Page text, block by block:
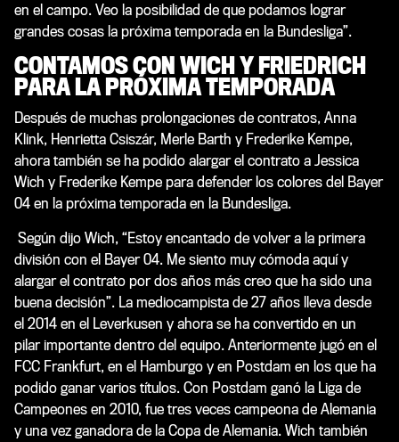
en el campo. Veo la posibilidad de que podamos lograr
grandes cosas la próxima temporada en la Bundesliga”.
CONTAMOS CON WICH Y FRIEDRICH
PARA LA PRÓXIMA TEMPORADA
Después de muchas prolongaciones de contratos, Anna
Klink, Henrietta Csiszár, Merle Barth y Frederike Kempe,
ahora también se ha podido alargar el contrato a Jessica
Wich y Frederike Kempe para defender los colores del Bayer
04 en la próxima temporada en la Bundesliga.
Según dijo Wich, “Estoy encantado de volver a la primera
división con el Bayer 04. Me siento muy cómoda aquí y
alargar el contrato por dos años más creo que ha sido una
buena decisión”. La mediocampista de 27 años lleva desde
el 2014 en el Leverkusen y ahora se ha convertido en un
pilar importante dentro del equipo. Anteriormente jugó en el
FCC Frankfurt, en el Hamburgo y en Postdam en los que ha
podido ganar varios títulos. Con Postdam ganó la Liga de
Campeones en 2010, fue tres veces campeona de Alemania
y una vez ganadora de la Copa de Alemania. Wich también